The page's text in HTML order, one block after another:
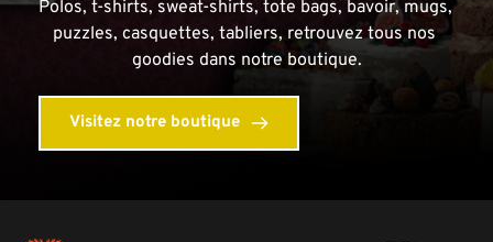
Polos, t-shirts, sweat-shirts, tote bags, bavoir, mugs,
puzzles, casquettes, tabliers, retrouvez tous nos
goodies dans notre boutique.
Visitez notre boutique